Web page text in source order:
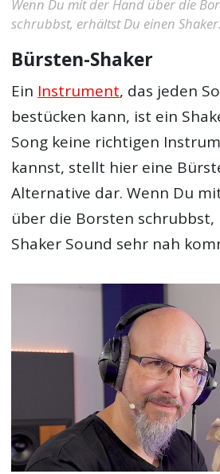
Wenn Du mit der Hand über die
schrubbst, erhältst Du einen Shaker.
Bürsten-Shaker
Ein Instrument, das jeden
bestücken kann, ist ein
Song keine richtigen
kannst, stellt hier eine
Alternative dar. Wenn Du
über die Borsten schrubbst,
Shaker Sound sehr nah